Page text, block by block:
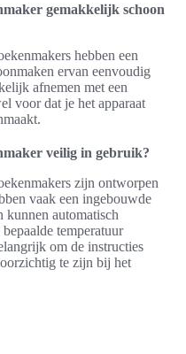
gemakkelijk schoon
hebben een
ervan eenvoudig
afnemen met een
voor dat je het apparaat
veilig in gebruik?
zijn ontworpen
vaak een ingebouwde
automatisch
temperatuur
om de instructies
te zijn bij het